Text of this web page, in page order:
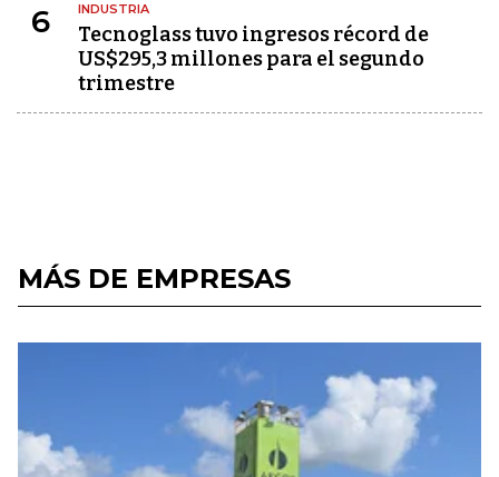
6 INDUSTRIA
Tecnoglass tuvo ingresos récord de
US$295,3 millones para el segundo
trimestre
MÁS DE EMPRESAS